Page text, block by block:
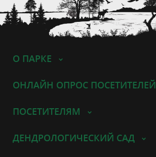
О ПАРКЕ
ОНЛАЙН ОПРОС ПОСЕТИТЕЛЕЙ
ПОСЕТИТЕЛЯМ
ДЕНДРОЛОГИЧЕСКИЙ САД